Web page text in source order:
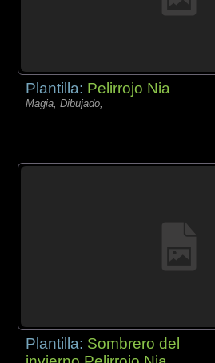
Plantilla: Pelirrojo Nia
Magia, Dibujado,
Plantilla: Sombrero del